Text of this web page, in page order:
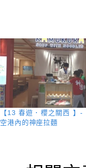
【13 春遊．櫻之關西 】-
空港內的神座拉麵